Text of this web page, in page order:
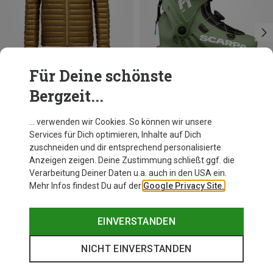
Du sparst 45%
Für Deine schönste
Bergzeit...
… verwenden wir Cookies. So können wir unsere
Services für Dich optimieren, Inhalte auf Dich
zuschneiden und dir entsprechend personalisierte
Anzeigen zeigen. Deine Zustimmung schließt ggf. die
Verarbeitung Deiner Daten u.a. auch in den USA ein.
Mehr Infos findest Du auf der Google Privacy Site.
EINVERSTANDEN
NICHT EINVERSTANDEN